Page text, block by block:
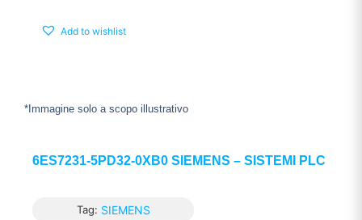
Add to wishlist
*Immagine solo a scopo illustrativo
6ES7231-5PD32-0XB0 SIEMENS – SISTEMI PLC
Tag: SIEMENS